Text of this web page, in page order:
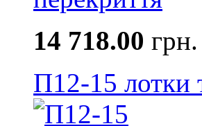
14 718.00 грн.
П12-15 лотки